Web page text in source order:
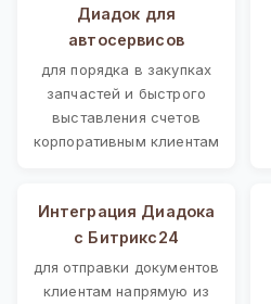
Диадок для
автосервисов
для порядка в закупках
запчастей и быстрого
выставления счетов
корпоративным клиентам
Интеграция Диадока
с Битрикс24
для отправки документов
клиентам напрямую из